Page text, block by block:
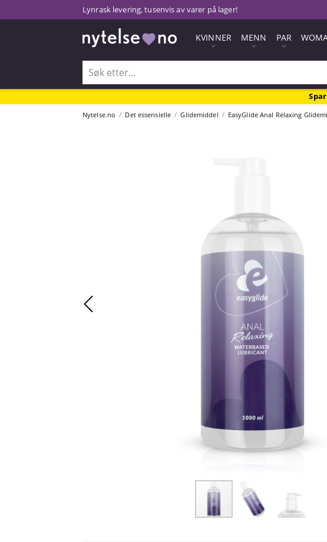
Lynrask levering, tusenvis av varer på lager!
KVINNER MENN PAR
Nytelse.no Det essensielle Glidemiddel EasyGlide Anal Relaxing